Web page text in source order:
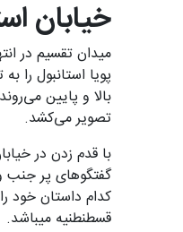
خیابان
میدان تقسیم در
پویا استانبول را
بالا و پایین
تصویر می‌کشد.
با قدم زدن در
گفتگوهای پر جنب
کدام داستان خود
قسطنطنیه میباشد.